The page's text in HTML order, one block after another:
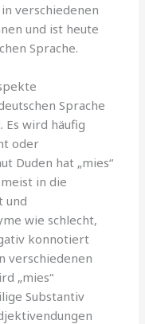
in verschiedenen
und ist heute
Sprache.
Sprache
wird häufig
oder
Duden hat „mies“
in die
und
wie schlecht,
konnotiert
verschiedenen
„mies“
Substantiv